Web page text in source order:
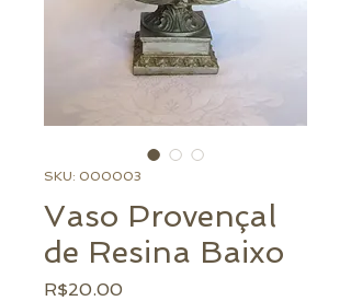
SKU: 000003
Vaso Provençal
de Resina Baixo
R$20.00